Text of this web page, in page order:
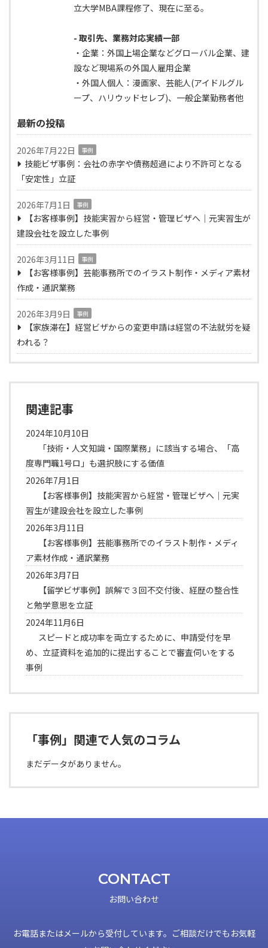
立大学MBA課程修了、現在に至る。
- 取引先、業務対応実績一部
・企業：外国上場企業などグローバル企業、建
設など現場系の外国人雇用企業
・外国人個人：漫画家、芸能人(アイドルグル
ープ、ハリウッドセレブ)、一般企業勤務者他
最新の投稿
2026年7月22日 事例
技能ビザ事例：会社の赤字や債務超過により不許可となる
「安定性」立証
2026年7月1日 事例
【お客様事例】技能実習から経営・管理ビザへ｜元実習生が
建設会社を設立した事例
2026年3月11日 事例
【お客様事例】芸能事務所でのイラスト制作・メディア素材
作成・通訳業務
2026年3月9日 事例
【家族滞在】経営ビザからの変更申請は経営の不法就労を疑
われる？
関連記事
2024年10月10日
「技術・人文知識・国際業務」に該当する場合、「高
度専門職1号ロ」も選択肢にする価値
2026年7月1日
【お客様事例】技能実習から経営・管理ビザへ｜元実
習生が建設会社を設立した事例
2026年3月11日
【お客様事例】芸能事務所でのイラスト制作・メディ
ア素材作成・通訳業務
2026年3月7日
【留学ビザ事例】誤解で３回不交付後、経歴の整合性
と勉学意思を立証
2024年11月6日
スピードと成功率を両立するために、申請受付を早
め、立証資料を追加的に提出することで審査伺いをする
事例
「事例」関連で人気のコラム
まだデータがありません。
CONTACT
お問い合わせ
お電話またはメールから受付しています。ご相談だけでもお気軽